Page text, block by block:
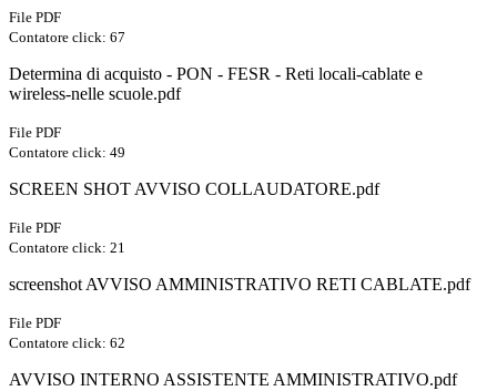
File PDF
Contatore click: 67
Determina di acquisto - PON - FESR - Reti locali-cablate e
wireless-nelle scuole.pdf
File PDF
Contatore click: 49
SCREEN SHOT AVVISO COLLAUDATORE.pdf
File PDF
Contatore click: 21
screenshot AVVISO AMMINISTRATIVO RETI CABLATE.pdf
File PDF
Contatore click: 62
AVVISO INTERNO ASSISTENTE AMMINISTRATIVO.pdf